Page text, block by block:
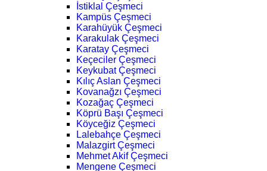
İstiklal Çeşmeci
Kampüs Çeşmeci
Karahüyük Çeşmeci
Karakulak Çeşmeci
Karatay Çeşmeci
Keçeciler Çeşmeci
Keykubat Çeşmeci
Kılıç Aslan Çeşmeci
Kovanağzı Çeşmeci
Kozağaç Çeşmeci
Köprü Başı Çeşmeci
Köyceğiz Çeşmeci
Lalebahçe Çeşmeci
Malazgirt Çeşmeci
Mehmet Akif Çeşmeci
Mengene Çeşmeci